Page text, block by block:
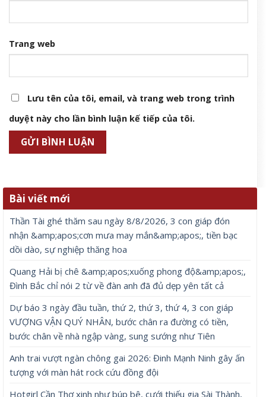
Trang web
Lưu tên của tôi, email, và trang web trong trình
duyệt này cho lần bình luận kế tiếp của tôi.
Bài viết mới
Thần Tài ghé thăm sau ngày 8/8/2026, 3 con giáp đón
nhận &amp;apos;cơn mưa may mắn&amp;apos;, tiền bạc
dồi dào, sự nghiệp thăng hoa
Quang Hải bị chê &amp;apos;xuống phong độ&amp;apos;,
Đình Bắc chỉ nói 2 từ về đàn anh đã đủ dẹp yên tất cả
Dự báo 3 ngày đầu tuần, thứ 2, thứ 3, thứ 4, 3 con giáp
VƯỢNG VẬN QUÝ NHÂN, bước chân ra đường có tiền,
bước chân về nhà ngập vàng, sung sướng như Tiên
Anh trai vượt ngàn chông gai 2026: Đinh Mạnh Ninh gây ấn
tượng với màn hát rock cứu đồng đội
Hotgirl Cần Thơ xinh như búp bê, cưới thiếu gia Sài Thành,